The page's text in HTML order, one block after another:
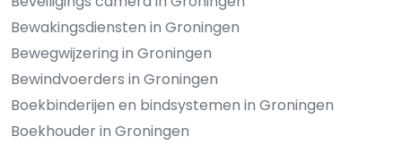
Bewakingsdiensten in Groningen
Bewegwijzering in Groningen
Bewindvoerders in Groningen
Boekbinderijen en bindsystemen in Groningen
Boekhouder in Groningen